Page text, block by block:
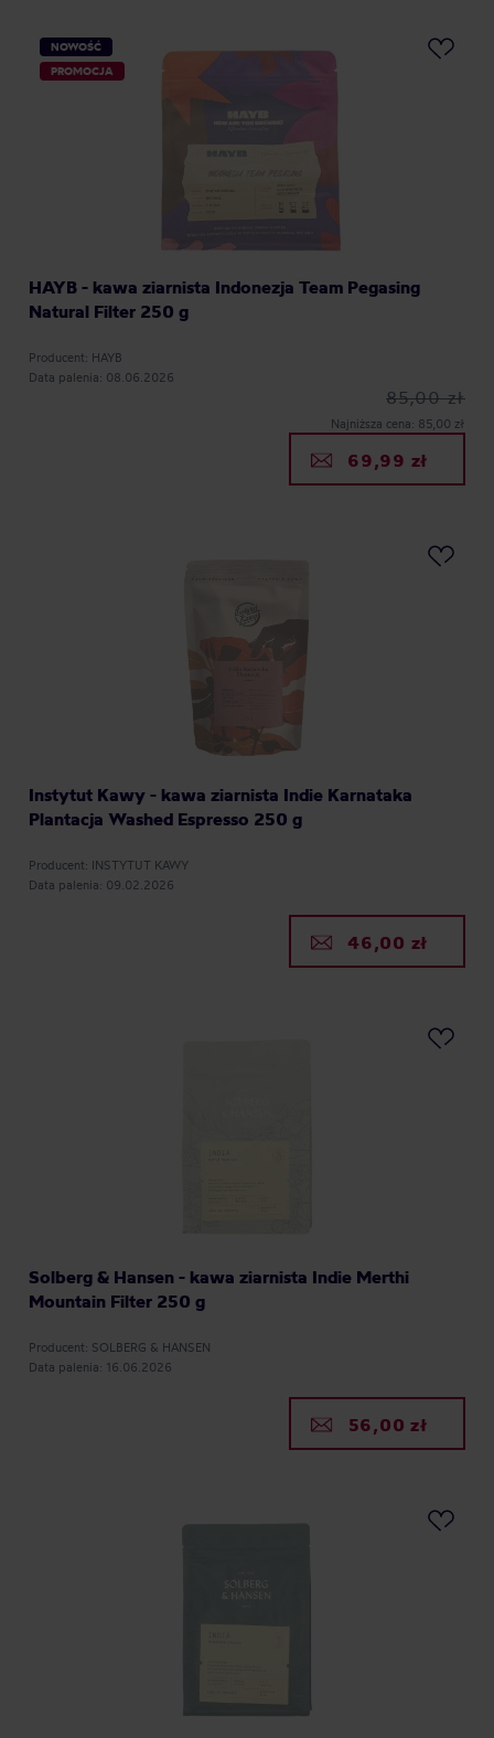
NOWOŚĆ
PROMOCJA
HAYB - kawa ziarnista Indonezja Team Pegasing
Natural Filter 250 g
Producent: HAYB
Data palenia: 08.06.2026
85,00 zł
Najniższa cena: 85,00 zł
69,99 zł
Instytut Kawy - kawa ziarnista Indie Karnataka
Plantacja Washed Espresso 250 g
Producent: INSTYTUT KAWY
Data palenia: 09.02.2026
46,00 zł
Solberg & Hansen - kawa ziarnista Indie Merthi
Mountain Filter 250 g
Producent: SOLBERG & HANSEN
Data palenia: 16.06.2026
56,00 zł